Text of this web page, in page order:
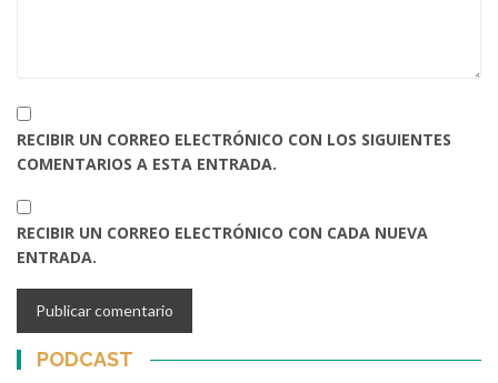
RECIBIR UN CORREO ELECTRÓNICO CON LOS SIGUIENTES
COMENTARIOS A ESTA ENTRADA.
RECIBIR UN CORREO ELECTRÓNICO CON CADA NUEVA
ENTRADA.
PODCAST